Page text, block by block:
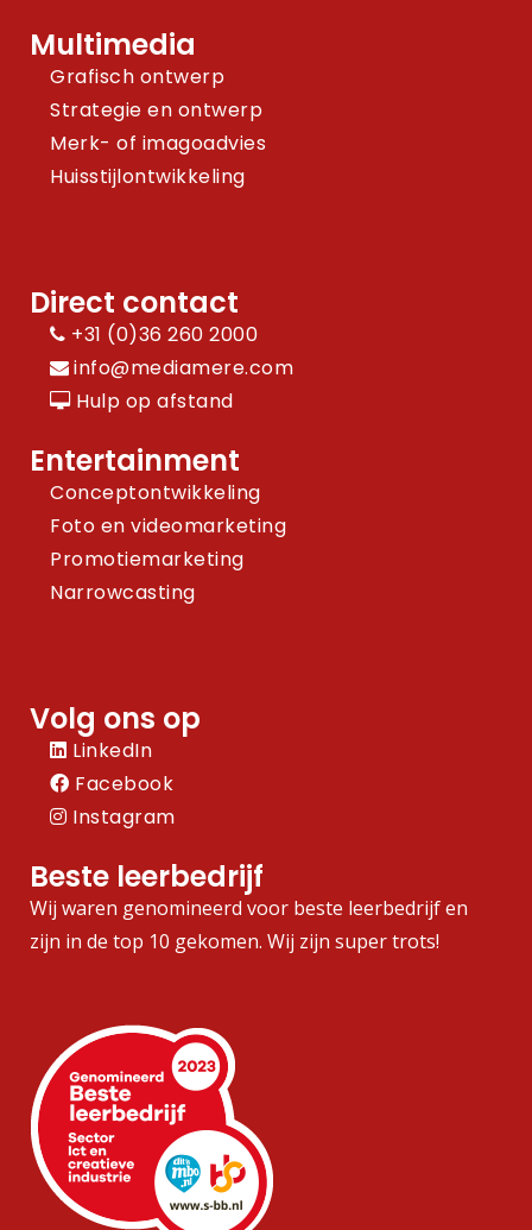
Multimedia
Grafisch ontwerp
Strategie en ontwerp
Merk- of imagoadvies
Huisstijlontwikkeling
Direct contact
+31 (0)36 260 2000
info@mediamere.com
Hulp op afstand
Entertainment
Conceptontwikkeling
Foto en videomarketing
Promotiemarketing
Narrowcasting
Volg ons op
LinkedIn
Facebook
Instagram
Beste leerbedrijf
Wij waren genomineerd voor beste leerbedrijf en
zijn in de top 10 gekomen. Wij zijn super trots!